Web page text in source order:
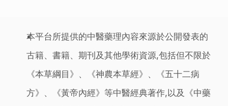
本平台所提供的中醫藥理內容來源於公開發表的
古籍、書籍、期刊及其他學術資源,包括但不限於
《本草綱目》、《神農本草經》、《五十二病
方》、《黃帝內經》等中醫經典著作,以及《中藥